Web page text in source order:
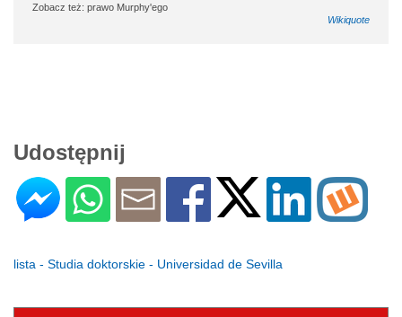
Zobacz też: prawo Murphy'ego
Wikiquote
Udostępnij
lista - Studia doktorskie - Universidad de Sevilla